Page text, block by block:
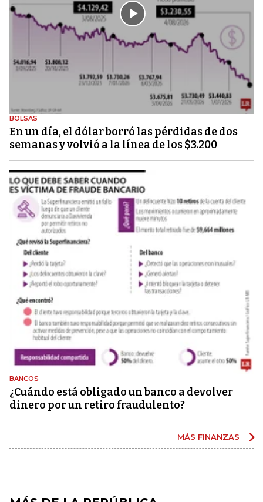
BOLSAS
En un día, el dólar borró las pérdidas de dos
semanas y volvió a la línea de los $3.200
BANCOS
¿Cuándo está obligado un banco a devolver
dinero por un retiro fraudulento?
MÁS FINANZAS